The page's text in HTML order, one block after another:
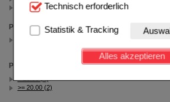
Technisch Notwendig:Hierbei
Website notwendig sind (z.B.
Kundenkonto), weshalb auf diese
werden kann.
Einkaufserlebnis noch
beispielsweise für die
Technisch erforderlich
Statistik & Tracking
Alles akzeptieren
Lotion (4)
Packungsgröße
Preis
< 20.00 (4)
>= 20.00 (2)